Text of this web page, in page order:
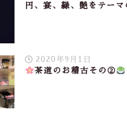
円、宴、縁、艶をテーマ
2020年9月1日
茶道のお稽古その②